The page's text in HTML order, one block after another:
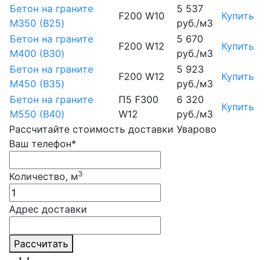
Бетон на граните
М350 (B25)
F200 W10
5 537
руб./м3
Купить
Бетон на граните
М400 (B30)
F200 W12
5 670
руб./м3
Купить
Бетон на граните
М450 (B35)
F200 W12
5 923
руб./м3
Купить
Бетон на граните
М550 (B40)
П5 F300
W12
6 320
руб./м3
Купить
Рассчитайте стоимость доставки Уварово
Ваш телефон*
Количество, м3
Адрес доставки
Рассчитать